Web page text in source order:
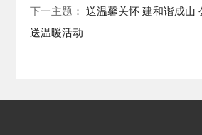
下一主题：送温馨关怀 建和谐成山
送温暖活动